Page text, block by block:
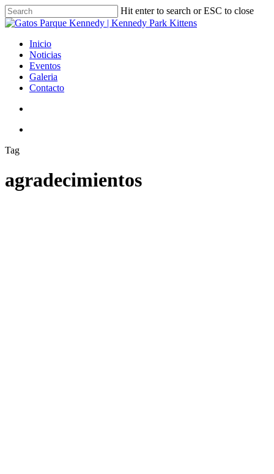
Skip
to
content
Hit enter to search or ESC to close
Close
search
Menu
Inicio
Noticias
Eventos
Galeria
Contacto
Tag
agradecimientos